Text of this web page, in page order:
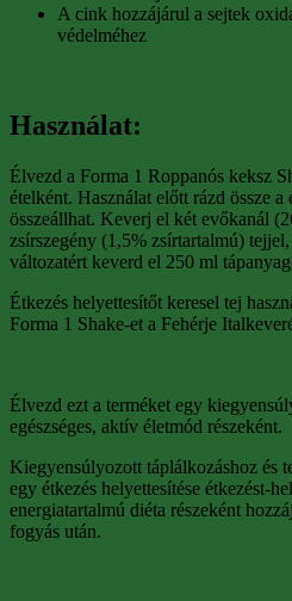
A cink hozzájárul a sejtek
védelméhez
Használat:
Élvezd a Forma 1 Roppanós keksz
ételként. Használat előtt rázd össze a
összeállhat. Keverj el két evőkanál
zsírszegény (1,5% zsírtartalmú)
változatért keverd el 250 ml
Étkezés helyettesítőt keresel tej
Forma 1 Shake-et a Fehérje
Élvezd ezt a terméket egy
egészséges, aktív életmód részeként.
Kiegyensúlyozott táplálkozáshoz és
egy étkezés helyettesítése étkezést-
energiatartalmú diéta részeként
fogyás után.